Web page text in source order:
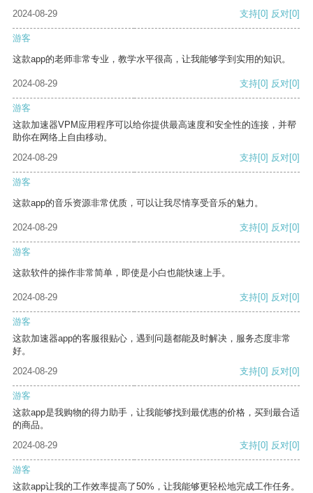
2024-08-29 支持[0] 反对[0]
游客
这款app的老师非常专业，教学水平很高，让我能够学到实用的知识。
2024-08-29 支持[0] 反对[0]
游客
这款加速器VPM应用程序可以给你提供最高速度和安全性的连接，并帮
助你在网络上自由移动。
2024-08-29
支持[0] 反对[0]
游客
这款app的音乐资源非常优质，可以让我尽情享受音乐的魅力。
2024-08-29 支持[0] 反对[0]
游客
这款软件的操作非常简单，即使是小白也能快速上手。
2024-08-29 支持[0] 反对[0]
游客
这款加速器app的客服很贴心，遇到问题都能及时解决，服务态度非常
好。
2024-08-29
支持[0] 反对[0]
游客
这款app是我购物的得力助手，让我能够找到最优惠的价格，买到最合适
的商品。
2024-08-29
支持[0] 反对[0]
游客
这款app让我的工作效率提高了50%，让我能够更轻松地完成工作任务。